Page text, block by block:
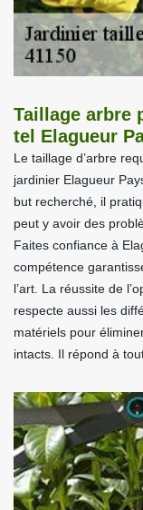
Taillage arbre
tel Elagueur
Le taillage d’arbre
jardinier Elagueur
but recherché, il
peut y avoir des
Faites confiance à
compétence
l’art. La réussite de
respecte aussi les
matériels pour
intacts. Il répond à